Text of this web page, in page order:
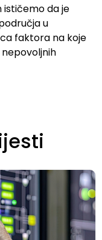
ističemo da je
u
faktora na koje